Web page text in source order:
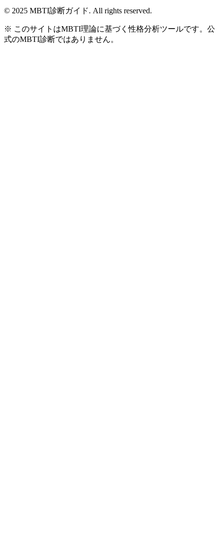
© 2025 MBTI診断ガイド. All rights reserved.
※ このサイトはMBTI理論に基づく性格分析ツールです。公
式のMBTI診断ではありません。